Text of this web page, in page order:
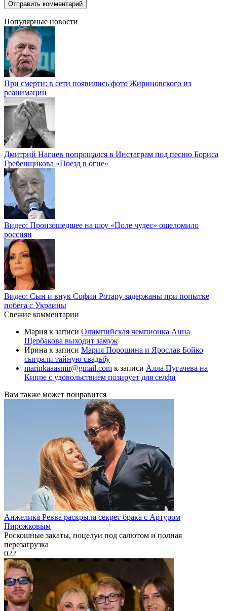
Популярные новости
При смерти: в сети появились фото Жириновского из
реанимации
Дмитрий Нагиев попрощался в Инстаграм под песню Бориса
Гребенщикова «Поезд в огне»
Видео: Произошедшее на шоу «Поле чудес» ошеломило
россиян
Видео: Сын и внук Софии Ротару задержаны при попытке
побега с Украины
Свежие комментарии
Мария к записи Олимпийская чемпионка Анна
Щербакова выходит замуж
Ирина к записи Мария Порошина и Ярослав Бойко
сыграли тайную свадьбу
marinkaaasmir@gmail.com к записи Алла Пугачева на
Кипре с удовольствием позирует для селфи
Вам также может понравится
Анжелика Ревва раскрыла секрет брака с Артуром
Пирожковым
Роскошные закаты, поцелуи под салютом и полная
перезагрузка
022